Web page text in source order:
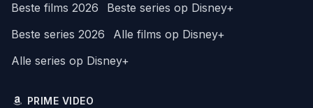
Beste films 2026
Beste series op Disney+
Beste series 2026
Alle films op Disney+
Alle series op Disney+
PRIME VIDEO